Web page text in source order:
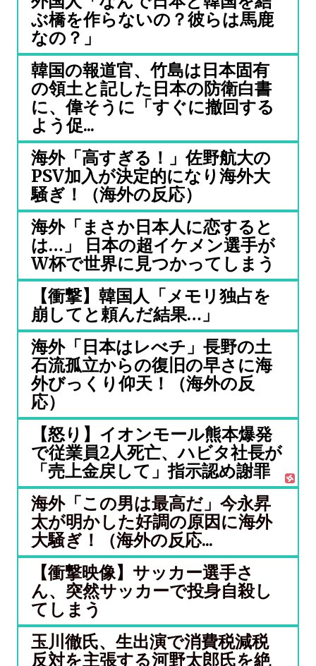
ぶ橋を作らないの？彼らは馬鹿
なの？」
韓国の報道官、竹島は日本固有
の領土と記した日本の防衛白書
に、偉そうに「すぐに撤回する
よう促...
海外「高すぎる！」佐野航大の
PSV加入が決定的になり海外大
騒ぎ！（海外の反応）
海外「まさか日本人に恋すると
は…」 日本の超イケメン選手が
W杯で世界に見つかってしまう
【衝撃】韓国人「メモリ独占を
崩してと頼んだ結果…」
海外「日本はレべチ」長野の土
石流孤立からの復旧の早さに海
外びっくり仰天！（海外の反
応）
【怒り】イオンモール熊本爆発
で従業員2人死亡、ハビタ社長が
「売上金戻して」指示認め謝罪
海外「この男は最高だ」今永昇
太が明かした好調の原因に海外
大騒ぎ！（海外の反応...
【衝撃映像】サッカー選手さ
ん、突然サッカーで投身自殺し
てしまう
玉川徹氏、生出演で消費税減税
反対を主張する河野太郎氏を絶